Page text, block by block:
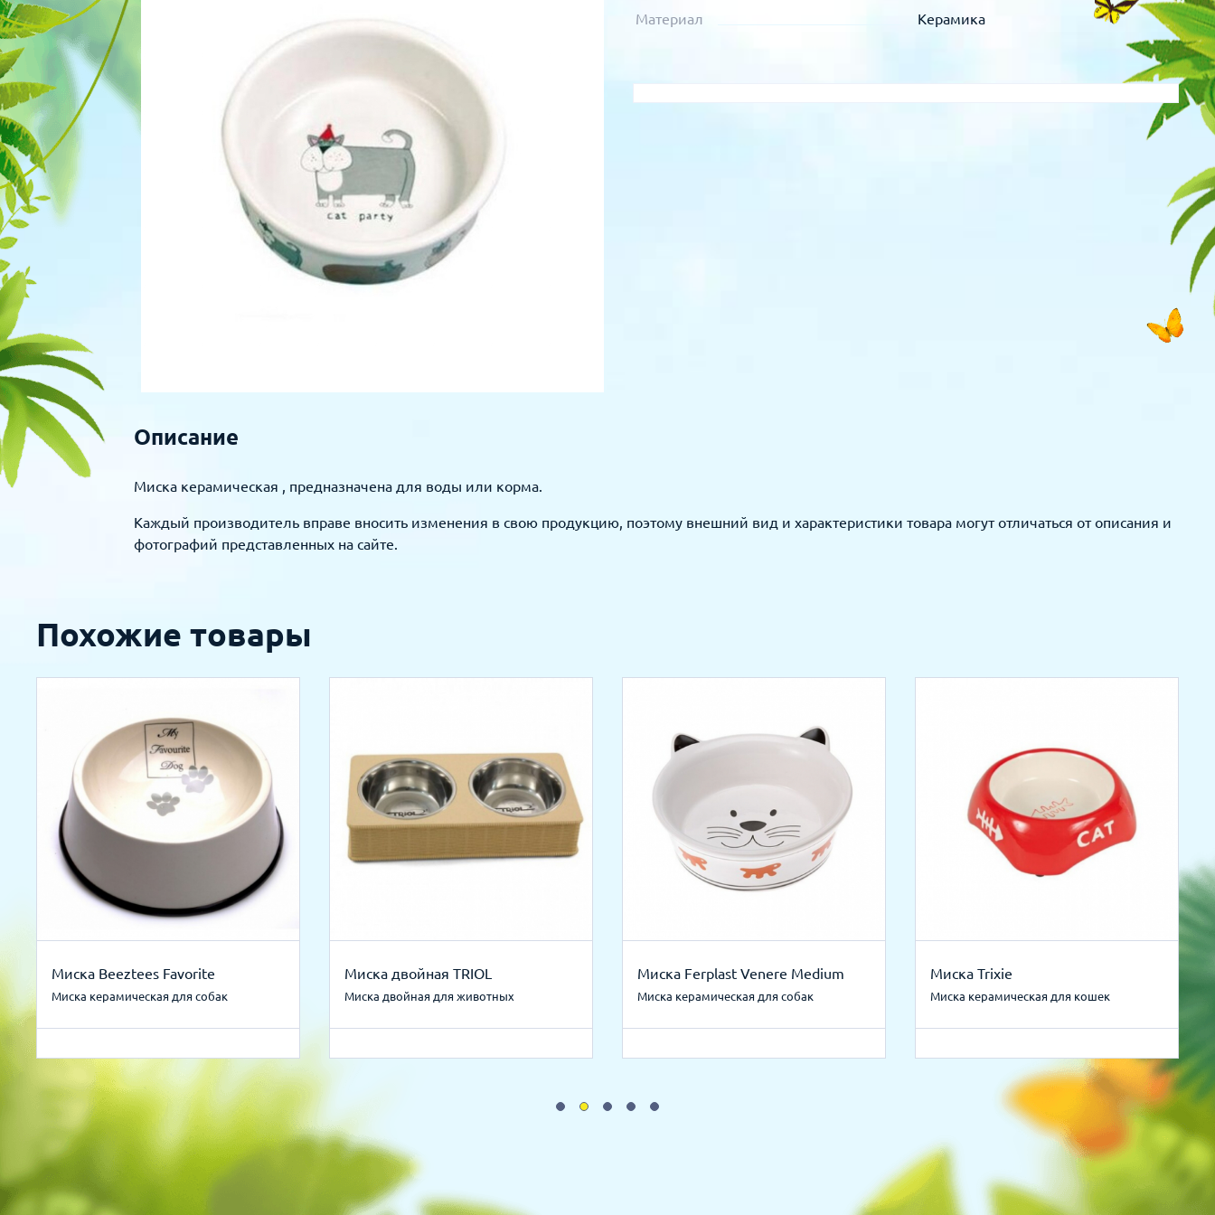
Для рыбок
Для рептилий
Хирургия
Стоматология
Материал Керамика
Описание
Миска керамическая , предназначена для воды или корма.
Каждый производитель вправе вносить изменения в свою продукцию, поэтому внешний вид и характеристики товара могут отличаться от описания и
фотографий представленных на сайте.
Похожие товары
Миска Beeztees Favorite
Миска керамическая для собак
Миска двойная TRIOL
Миска двойная для животных
Миска Ferplast Venere Medium
Миска керамическая для собак
Миска Trixie
Миска керамическая для кошек